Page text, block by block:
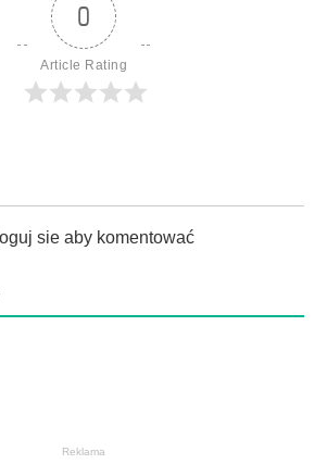
0
Article Rating
sie aby komentować
Reklama